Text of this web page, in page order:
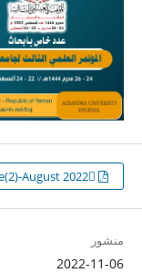
ِArticle(27)-Vol.(4)-Issue(2)-August 2022
منشور
2022-11-06